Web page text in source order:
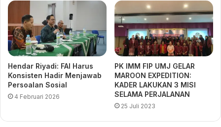
smk al-hasra UM Bandung
Hendar Riyadi: FAI Harus
Konsisten Hadir Menjawab
Persoalan Sosial
4 Februari 2026
PK IMM FIP UMJ GELAR
MAROON EXPEDITION:
KADER LAKUKAN 3 MISI
SELAMA PERJALANAN
25 Juli 2023